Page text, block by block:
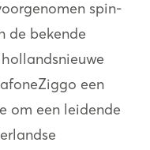
spin-
de bekende
een
om een leidende